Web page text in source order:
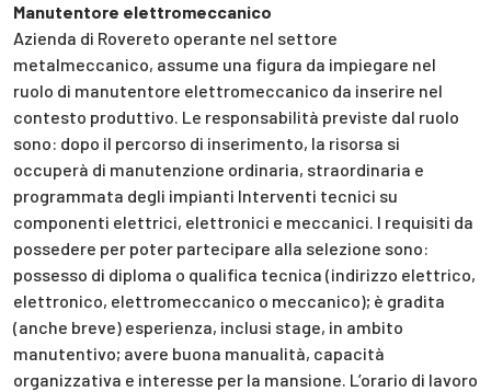
Manutentore elettromeccanico
Azienda di Rovereto operante nel settore
metalmeccanico, assume una figura da impiegare nel
ruolo di manutentore elettromeccanico da inserire nel
contesto produttivo. Le responsabilità previste dal ruolo
sono: dopo il percorso di inserimento, la risorsa si
occuperà di manutenzione ordinaria, straordinaria e
programmata degli impianti Interventi tecnici su
componenti elettrici, elettronici e meccanici. I requisiti da
possedere per poter partecipare alla selezione sono:
possesso di diploma o qualifica tecnica (indirizzo elettrico,
elettronico, elettromeccanico o meccanico); è gradita
(anche breve) esperienza, inclusi stage, in ambito
manutentivo; avere buona manualità, capacità
organizzativa e interesse per la mansione. L’orario di lavoro